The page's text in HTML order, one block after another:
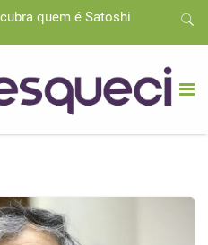
quem é Satoshi